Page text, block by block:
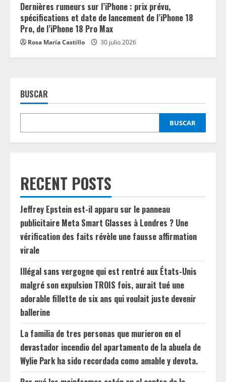
Dernières rumeurs sur l’iPhone : prix prévu,
spécifications et date de lancement de l’iPhone 18
Pro, de l’iPhone 18 Pro Max
Rosa María Castillo 30 julio 2026
BUSCAR
BUSCAR
RECENT POSTS
Jeffrey Epstein est-il apparu sur le panneau
publicitaire Meta Smart Glasses à Londres ? Une
vérification des faits révèle une fausse affirmation
virale
Illégal sans vergogne qui est rentré aux États-Unis
malgré son expulsion TROIS fois, aurait tué une
adorable fillette de six ans qui voulait juste devenir
ballerine
La familia de tres personas que murieron en el
devastador incendio del apartamento de la abuela de
Wylie Park ha sido recordada como amable y devota.